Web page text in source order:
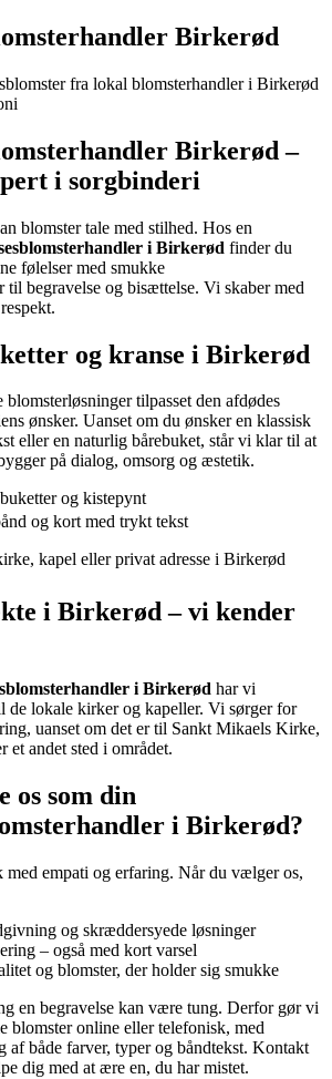
Birkerød
Birkerød –
i sorgbinderi
blomster tale med stilhed. Hos en
i Birkerød finder du
følelser med smukke
til begravelse og bisættelse. Vi skaber med
og kranse i Birkerød
tilpasset den afdødes
ønsker. Uanset om du ønsker en klassisk
eller en naturlig bårebuket, står vi klar til at
på dialog, omsorg og æstetik.
og kistepynt
og kort med trykt tekst
kapel eller privat adresse i Birkerød
i Birkerød – vi kender
i Birkerød har vi
de lokale kirker og kapeller. Vi sørger for
uanset om det er til Sankt Mikaels Kirke,
et andet sted i området.
os som din
i Birkerød?
empati og erfaring. Når du vælger os,
og skræddersyede løsninger
– også med kort varsel
og blomster, der holder sig smukke
en begravelse kan være tung. Derfor gør vi
blomster online eller telefonisk, med
af både farver, typer og båndtekst. Kontakt
dig med at ære en, du har mistet.